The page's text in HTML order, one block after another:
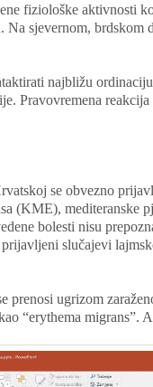
fiziološke aktivnosti
Na sjevernom, brdskom
najbližu
Pravovremena
se obvezno
(KME), mediteranske
bolesti nisu
slučajevi
prenosi ugrizom
“erythema migrans”.